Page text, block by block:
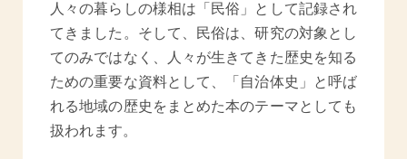
人々の暮らしの様相は「民俗」として記録され
てきました。そして、民俗は、研究の対象とし
てのみではなく、人々が生きてきた歴史を知る
ための重要な資料として、「自治体史」と呼ば
れる地域の歴史をまとめた本のテーマとしても
扱われます。